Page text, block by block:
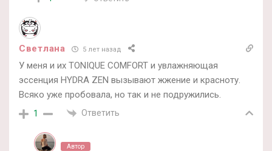
Светлана 5 лет назад
У меня и их TONIQUE COMFORT и увлажняющая
эссенция HYDRA ZEN вызывают жжение и красноту.
Всяко уже пробовала, но так и не подружились.
1 Ответить
Автор